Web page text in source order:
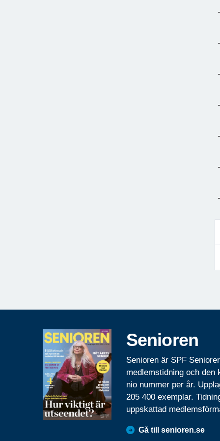
Senioren
Senioren är SPF
medlemstidning och den
nio nummer per år.
205 400 exemplar.
uppskattad
Gå till senioren.se